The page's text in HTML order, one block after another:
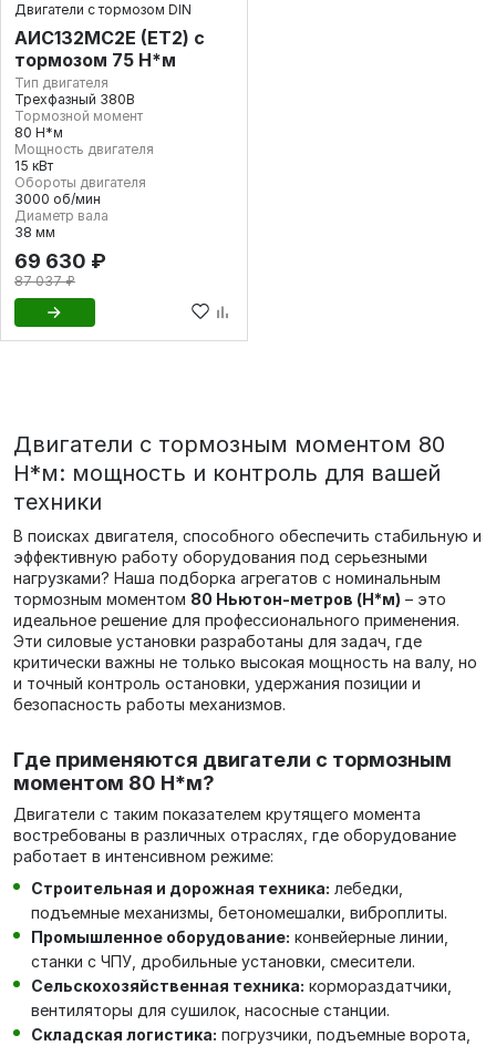
Двигатели с тормозом DIN
АИС132МС2Е (ET2) с
тормозом 75 Н*м
Тип двигателя
Трехфазный 380В
Тормозной момент
80 Н*м
Мощность двигателя
15 кВт
Обороты двигателя
3000 об/мин
Диаметр вала
38 мм
69 630 ₽
87 037 ₽
Двигатели с тормозным моментом 80
Н*м: мощность и контроль для вашей
техники
В поисках двигателя, способного обеспечить стабильную и
эффективную работу оборудования под серьезными
нагрузками? Наша подборка агрегатов с номинальным
тормозным моментом 80 Ньютон-метров (Н*м) – это
идеальное решение для профессионального применения.
Эти силовые установки разработаны для задач, где
критически важны не только высокая мощность на валу, но
и точный контроль остановки, удержания позиции и
безопасность работы механизмов.
Где применяются двигатели с тормозным
моментом 80 Н*м?
Двигатели с таким показателем крутящего момента
востребованы в различных отраслях, где оборудование
работает в интенсивном режиме:
Строительная и дорожная техника: лебедки,
подъемные механизмы, бетономешалки, виброплиты.
Промышленное оборудование: конвейерные линии,
станки с ЧПУ, дробильные установки, смесители.
Сельскохозяйственная техника: кормораздатчики,
вентиляторы для сушилок, насосные станции.
Складская логистика: погрузчики, подъемные ворота,